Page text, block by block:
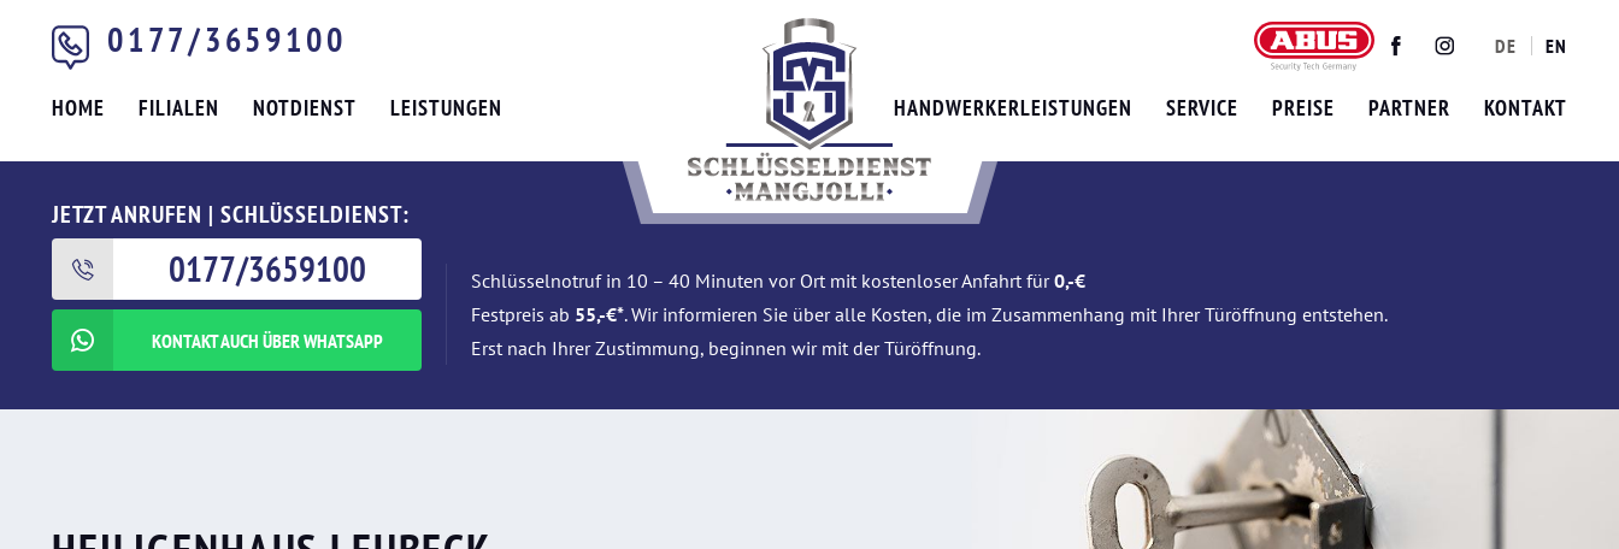
0177/3659100 TwitterFacebookInstagram
DE EN
HOME FILIALEN NOTDIENST LEISTUNGEN HANDWERKERLEISTUNGEN SERVICE PREISE PARTNER KONTAKT
JETZT ANRUFEN | SCHLÜSSELDIENST:
0177/3659100
KONTAKT AUCH ÜBER WHATSAPP
Schlüsselnotruf in 10 – 40 Minuten vor Ort mit kostenloser Anfahrt für0,-€
Festpreis ab 55,-€*. Wir informieren Sie über alle Kosten, die im Zusammenhang mit Ihrer Türöffnung entstehen.
Erst nach Ihrer Zustimmung, beginnen wir mit der Türöffnung.